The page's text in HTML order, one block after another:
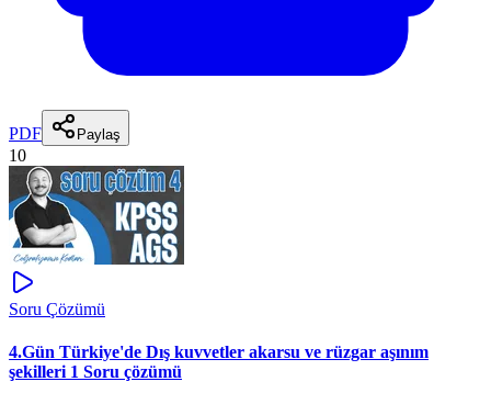
PDF Paylaş
10
Soru Çözümü
4.Gün Türkiye'de Dış kuvvetler akarsu ve rüzgar aşınım
şekilleri 1 Soru çözümü